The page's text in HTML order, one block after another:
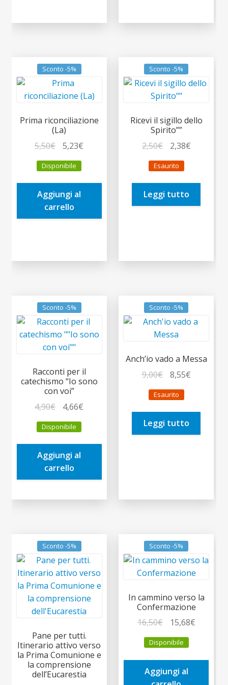
Sconto -5%
Prima riconciliazione
(La)
5,50€
prezzo
originale
era:
5,50€.
5,23€
è:
Disponibile
Aggiungi al
carrello
Sconto -5%
Ricevi il sigillo dello
Spirito””
2,50€
prezzo
originale
era:
2,50€.
2,38€Il
è:
Esaurito
Leggi tutto
Sconto -5%
Racconti per il
catechismo “Io sono
con voi”
4,90€
prezzo
originale
era:
4,90€.
4,66€
è:
Disponibile
Aggiungi al
carrello
Sconto -5%
Anch’io vado a Messa
9,00€
prezzo
originale
era:
9,00€.
8,55€Il
è:
Esaurito
Leggi tutto
Sconto -5%
Pane per tutti.
Itinerario attivo verso
la Prima Comunione e
la comprensione
dell’Eucarestia
Sconto -5%
In cammino verso la
Confermazione
16,50€
prezzo
originale
era:
16,50€.
15,68€Il
è:
Disponibile
Aggiungi al